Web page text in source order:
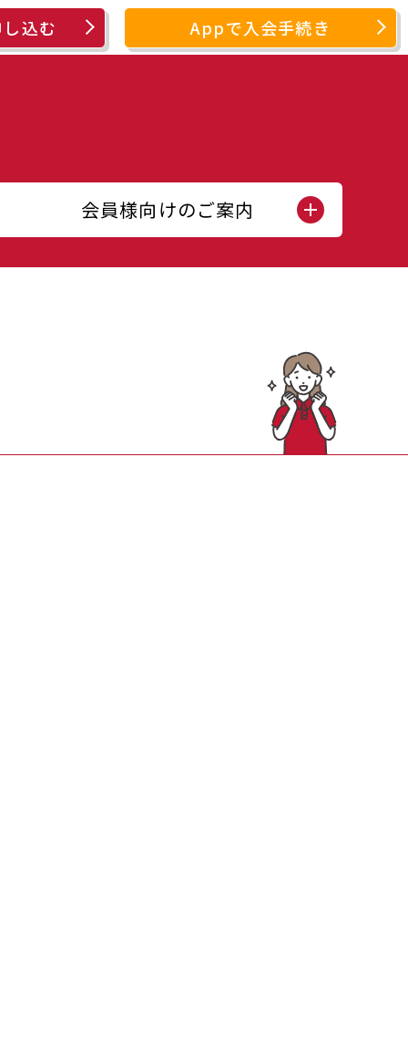
込む Appで入会手続き
会員様向けのご案内